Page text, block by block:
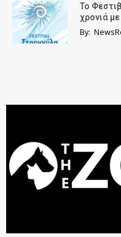
Το
χρονιά
By: